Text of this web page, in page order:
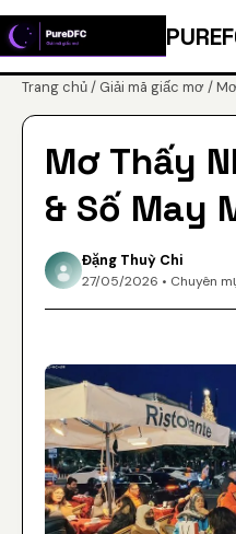
Trang chủ/ Giải mã giấc mơ /
Mơ Thấy
& Số May
Đặng Thuỳ Chi
27/05/2026 • Chuyên